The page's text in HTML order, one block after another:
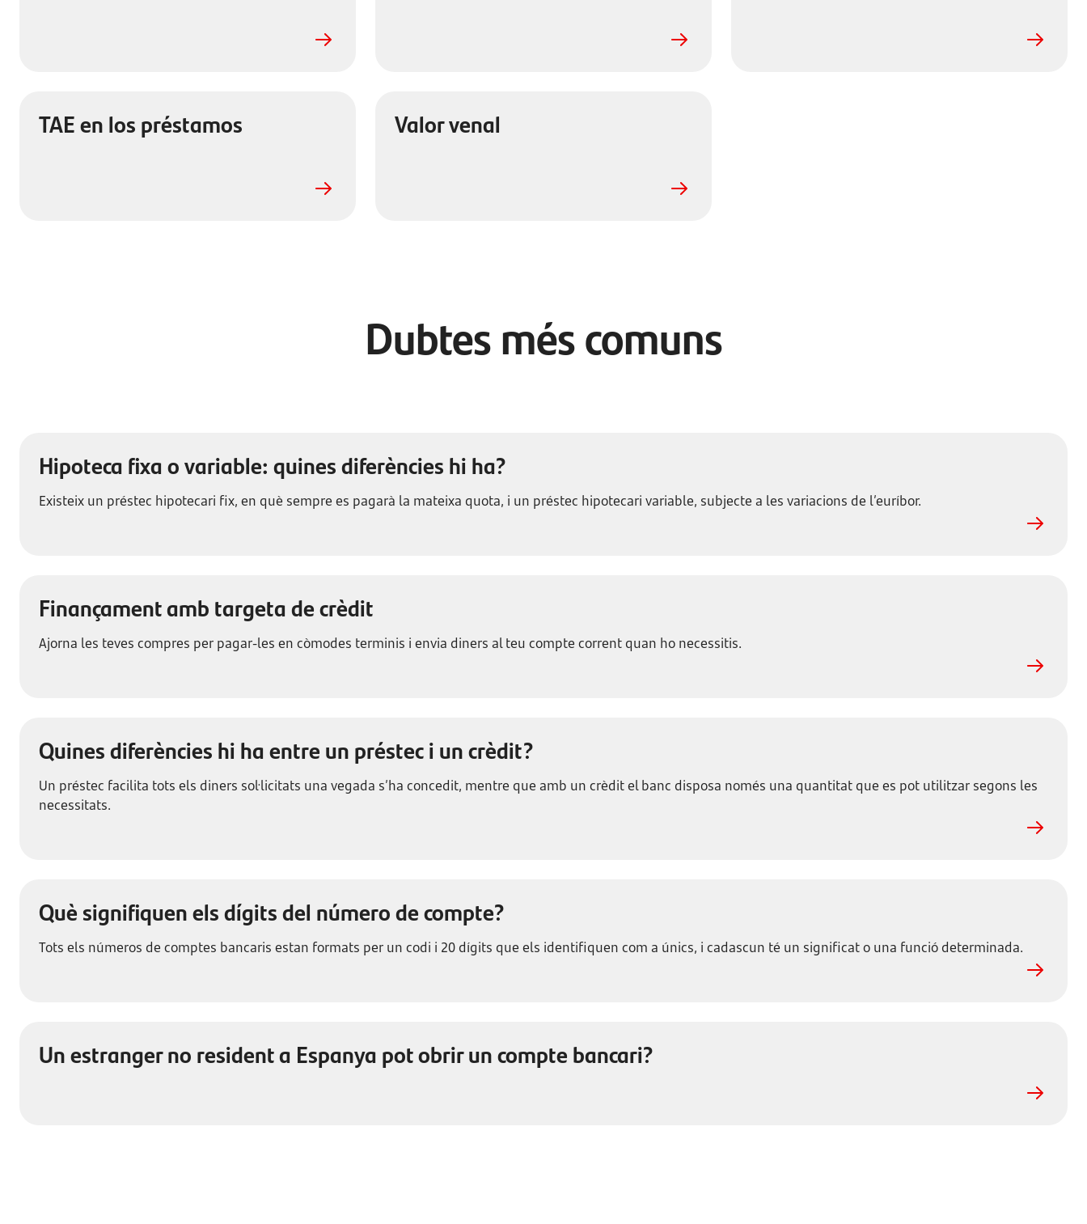
TAE en los préstamos Valor venal
Dubtes més comuns
Hipoteca fixa o variable: quines diferències hi ha?
Existeix un préstec hipotecari fix, en què sempre es pagarà la mateixa quota, i un préstec hipotecari variable, subjecte a les variacions de l’euríbor.
Finançament amb targeta de crèdit
Ajorna les teves compres per pagar-les en còmodes terminis i envia diners al teu compte corrent quan ho necessitis.
Quines diferències hi ha entre un préstec i un crèdit?
Un préstec facilita tots els diners sol·licitats una vegada s’ha concedit, mentre que amb un crèdit el banc disposa només una quantitat que es pot utilitzar segons les
necessitats.
Què signifiquen els dígits del número de compte?
Tots els números de comptes bancaris estan formats per un codi i 20 dígits que els identifiquen com a únics, i cadascun té un significat o una funció determinada.
Un estranger no resident a Espanya pot obrir un compte bancari?